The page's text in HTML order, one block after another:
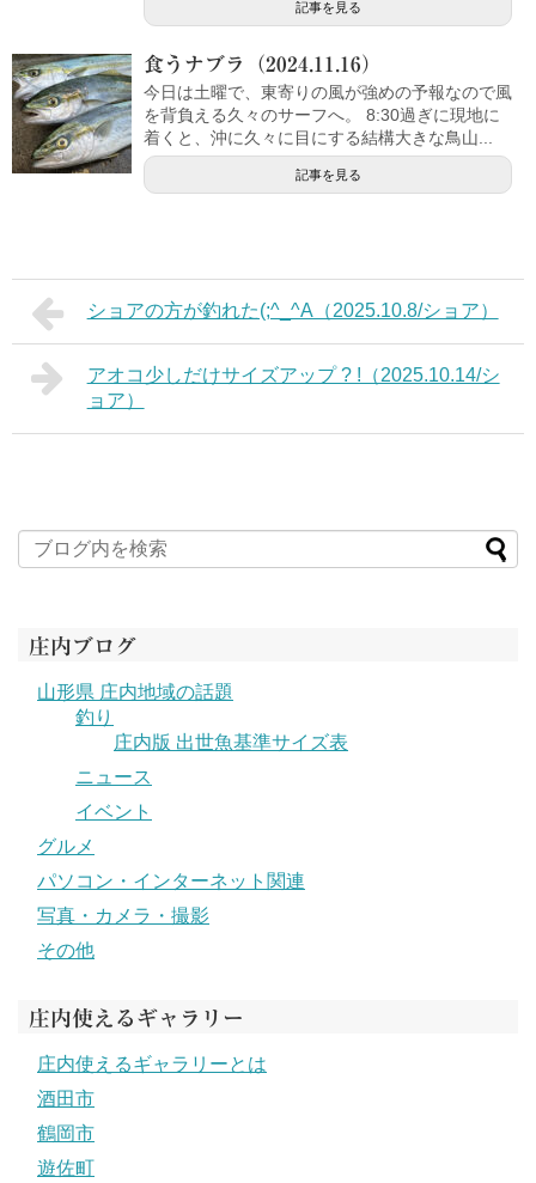
記事を見る
食うナブラ（2024.11.16）
今日は土曜で、東寄りの風が強めの予報なので風
を背負える久々のサーフへ。 8:30過ぎに現地に
着くと、沖に久々に目にする結構大きな鳥山...
記事を見る
ショアの方が釣れた(;^_^A（2025.10.8/ショア）
アオコ少しだけサイズアップ ? !（2025.10.14/シ
ョア）
庄内ブログ
山形県 庄内地域の話題
釣り
庄内版 出世魚基準サイズ表
ニュース
イベント
グルメ
パソコン・インターネット関連
写真・カメラ・撮影
その他
庄内使えるギャラリー
庄内使えるギャラリーとは
酒田市
鶴岡市
遊佐町